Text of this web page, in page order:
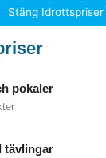
Stäng Idrottspriser
pokaler
tävlingar